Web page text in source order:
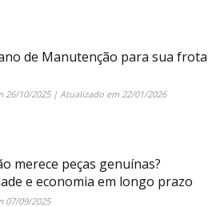
de Manutenção para sua frota
26/10/2025| Atualizado em22/01/2026
merece peças genuínas?
e economia em longo prazo
07/09/2025